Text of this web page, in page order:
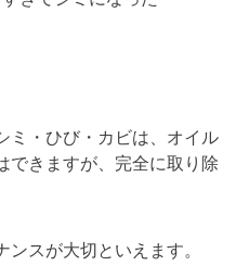
ミ・ひび・カビは、オイル
できますが、完全に取り除
スが大切といえます。